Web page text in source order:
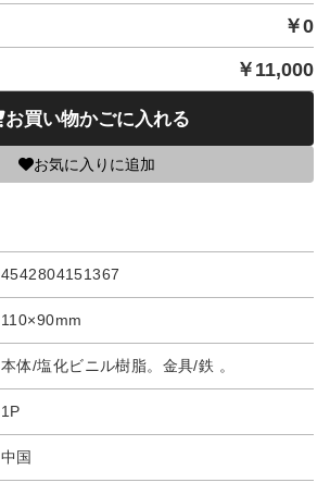
￥0
￥ 11,000
お買い物かごに入れる
お気に入りに追加
4542804151367
110×90mm
本体/塩化ビニル樹脂。金具/鉄 。
1P
中国